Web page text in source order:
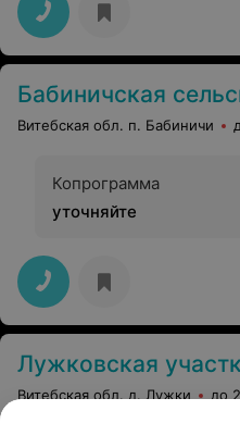
Бабиничская сельская
Витебская обл. п. Бабиничи
Копрограмма
уточняйте
Лужковская
Витебская обл. д. Лужки до